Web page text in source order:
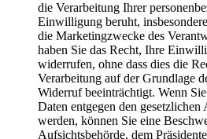
die Verarbeitung Ihrer
Einwilligung beruht,
die Marketingzwecke des
haben Sie das Recht, Ihre
widerrufen, ohne dass dies die
Verarbeitung auf der Grundlage
Widerruf beeinträchtigt. Wenn
Daten entgegen den
werden, können Sie eine
Aufsichtsbehörde, dem